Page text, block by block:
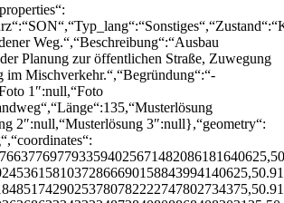
Weg.“,“Beschreibung“:“Ausbau
Planung zur öffentlichen Straße, Zuwegung
im Mischverkehr.“,“Begründung“:“-
1″:null,“Foto
2″:null,“Musterlösung 3″:null},“geometry“: